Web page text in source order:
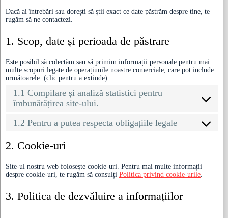
Dacă ai întrebări sau dorești să știi exact ce date păstrăm despre tine, te
rugăm să ne contactezi.
1. Scop, date și perioada de păstrare
Este posibil să colectăm sau să primim informații personale pentru mai
multe scopuri legate de operațiunile noastre comerciale, care pot include
următoarele: (clic pentru a extinde)
1.1 Compilare și analiză statistici pentru
îmbunătățirea site-ului.
1.2 Pentru a putea respecta obligațiile legale
2. Cookie-uri
Site-ul nostru web folosește cookie-uri. Pentru mai multe informații
despre cookie-uri, te rugăm să consulți Politica privind cookie-urile.
3. Politica de dezvăluire a informațiilor